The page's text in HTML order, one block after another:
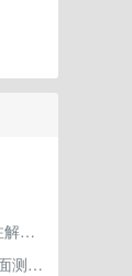
最近再看shiro,突然想请教一下关于注解的问题，望大神指点一二
nutzbook 一步一步执行到（13.5. 页面测试）集成shiro,测试时出了问题，求解答